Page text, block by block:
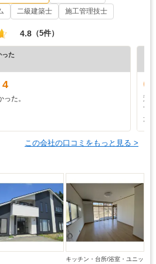
二級建築士 施工管理技士
4.8 （5件）
った
4
た。
迅
て
た
この会社の口コミをもっと見る >
キッチン・台所/浴室・ユニッ